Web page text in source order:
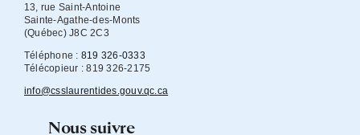
13, rue Saint-Antoine
Sainte-Agathe-des-Monts
(Québec) J8C 2C3
Téléphone : 819 326-0333
Télécopieur : 819 326-2175
info@csslaurentides.gouv.qc.ca
nous suivre